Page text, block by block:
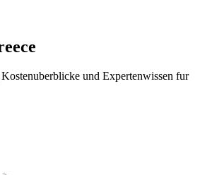
und Expertenwissen fur